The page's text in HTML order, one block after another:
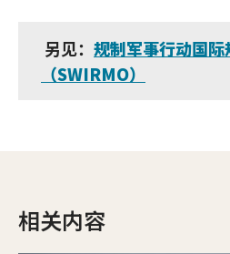
另见： 规制军事行动国
（SWIRMO）
相关内容